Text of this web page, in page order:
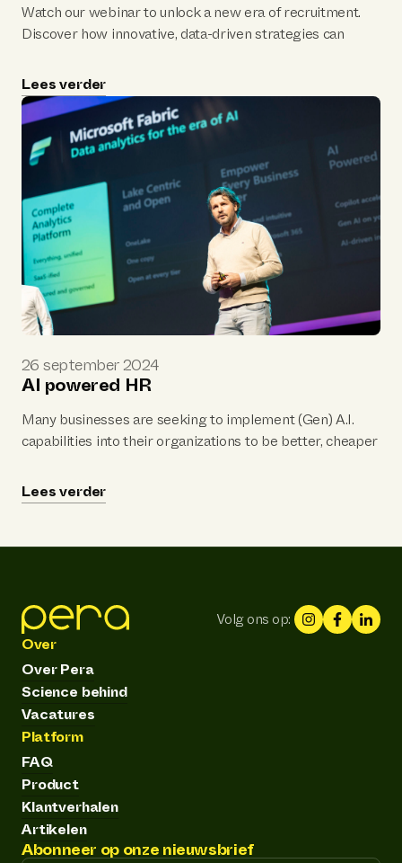
Watch our webinar to unlock a new era of recruitment.
Discover how innovative, data-driven strategies can
efficiency, and increase your chances of securing top-
performers.
Lees verder
26 september 2024
AI powered HR
Many businesses are seeking to implement (Gen) A.I.
capabilities into their organizations to be better, cheaper
improve talent decisions based on data rather than
intuition.
Lees verder
Volg ons op:
Over
Over Pera
Science behind
Vacatures
Platform
FAQ
Product
Klantverhalen
Artikelen
Abonneer op onze nieuwsbrief